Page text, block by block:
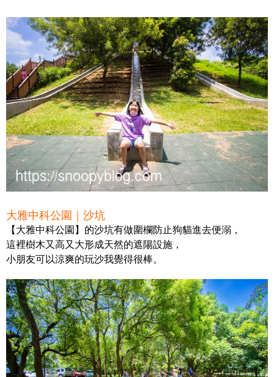
大雅中科公園｜沙坑
【大雅中科公園】的沙坑有做圍欄防止狗貓進去便溺，
這裡樹木又高又大形成天然的遮陽設施，
小朋友可以涼爽的玩沙我覺得很棒。